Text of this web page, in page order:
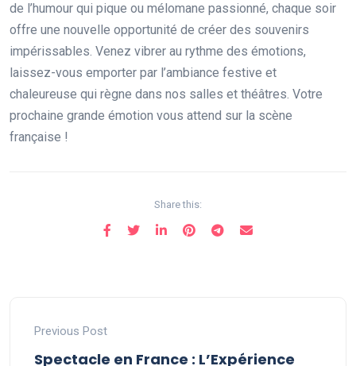
de l’humour qui pique ou mélomane passionné, chaque soir
offre une nouvelle opportunité de créer des souvenirs
impérissables. Venez vibrer au rythme des émotions,
laissez-vous emporter par l’ambiance festive et
chaleureuse qui règne dans nos salles et théâtres. Votre
prochaine grande émotion vous attend sur la scène
française !
Share this:
Previous Post
Spectacle en France : L’Expérience